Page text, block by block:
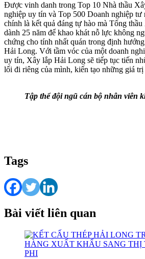
Được vinh danh trong Top 10 Nhà thầu
nghiệp uy tín và Top 500 Doanh nghiệp tư
chính là kết quả đáng tự hào mà Tổng
dành 25 năm để khao khát nỗ lực không
chứng cho tính nhất quán trong định
Hải Long. Với tầm vóc của một doanh
uy tín, Xây lắp Hải Long sẽ tiếp tục tiến
lối đi riêng của mình, kiến tạo những giá
Tập thể đội ngũ cán bộ nhân viên
Tags
Bài viết liên quan